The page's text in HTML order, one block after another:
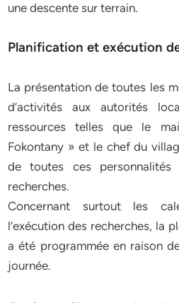
une descente sur terrain.
Planification et exécution
La présentation de toutes les
d’activités aux autorités
ressources telles que le
Fokontany » et le chef du
de toutes ces personnalités
recherches.
Concernant surtout les
l’exécution des recherches, la
a été programmée en raison
journée.